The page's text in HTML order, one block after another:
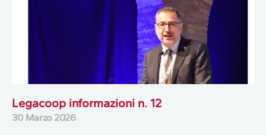
Legacoop informazioni n. 12
30 Marzo 2026